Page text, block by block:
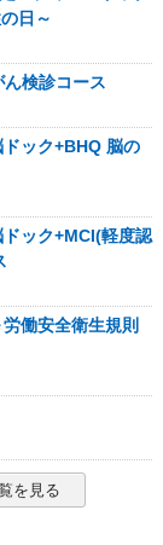
日～
検診コース
ック+BHQ 脳の
ック+MCI(軽度認
働安全衛生規則
を見る